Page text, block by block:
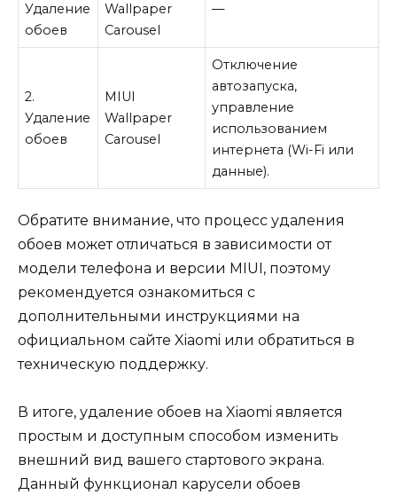
Удаление
обоев
Wallpaper
Carousel
—
2.
Удаление
обоев
MIUI
Wallpaper
Carousel
Отключение
автозапуска,
управление
использованием
интернета (Wi-Fi или
данные).
Обратите внимание, что процесс удаления
обоев может отличаться в зависимости от
модели телефона и версии MIUI, поэтому
рекомендуется ознакомиться с
дополнительными инструкциями на
официальном сайте Xiaomi или обратиться в
техническую поддержку.
В итоге, удаление обоев на Xiaomi является
простым и доступным способом изменить
внешний вид вашего стартового экрана.
Данный функционал карусели обоев